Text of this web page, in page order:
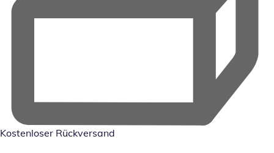
Kostenloser Rückversand